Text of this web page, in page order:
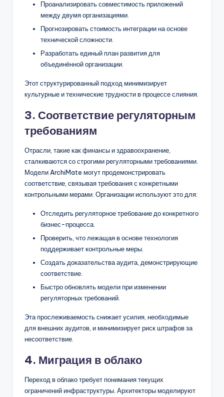
Проанализировать совместимость приложений
между двумя организациями.
Прогнозировать стоимость интеграции на основе
технической сложности.
Разработать единый план развития для
объединённой организации.
Этот структурированный подход минимизирует
культурные и технические трудности в процессе слияния.
3. Соответствие регуляторным
требованиям
Отрасли, такие как финансы и здравоохранение,
сталкиваются со строгими регуляторными требованиями.
Модели ArchiMate могут продемонстрировать
соответствие, связывая требования с конкретными
контрольными мерами. Организации используют это для:
Отследить регуляторное требование до конкретного
бизнес-процесса.
Проверить, что лежащая в основе технология
поддерживает контрольные меры.
Создать доказательства аудита, демонстрирующие
соответствие.
Быстро обновлять модели при изменении
регуляторных требований.
Эта прослеживаемость снижает усилия, необходимые
для внешних аудитов, и минимизирует риск штрафов за
несоответствие.
4. Миграция в облако
Переход в облако требует понимания текущих
ограничений инфраструктуры. Архитекторы моделируют